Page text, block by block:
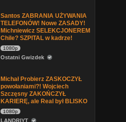
Santos ZABRANIA UŻYWANIA
TELEFONÓW! Nowe ZASADY!
Michniewicz SELEKCJONEREM
Chile? SZPITAL w kadrze!
1080p
Ostatni Gwizdek
Michał Probierz ZASKOCZYŁ
powołaniami?! Wojciech
Szczęsny ZAKOŃCZYŁ
KARIERĘ, ale Real był BLISKO
1080p
LANDRIYT